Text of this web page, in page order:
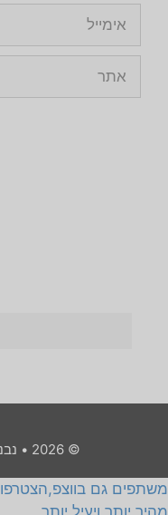
© 2026
•
משתפים גם
מהיר יותר ויעיל יותר